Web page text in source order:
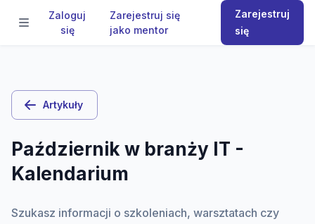
Artykuły
Październik w branży IT -
Kalendarium
Szukasz informacji o szkoleniach, warsztatach czy
Zaloguj
się
Zarejestruj się
jako mentor
Zarejestruj
się